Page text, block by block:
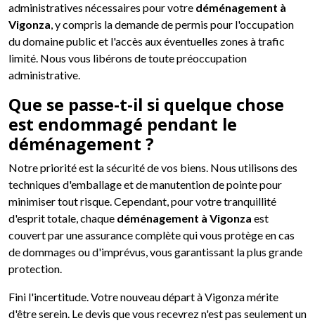
administratives nécessaires pour votre déménagement à
Vigonza, y compris la demande de permis pour l'occupation
du domaine public et l'accès aux éventuelles zones à trafic
limité. Nous vous libérons de toute préoccupation
administrative.
Que se passe-t-il si quelque chose
est endommagé pendant le
déménagement ?
Notre priorité est la sécurité de vos biens. Nous utilisons des
techniques d'emballage et de manutention de pointe pour
minimiser tout risque. Cependant, pour votre tranquillité
d'esprit totale, chaque déménagement à Vigonza est
couvert par une assurance complète qui vous protège en cas
de dommages ou d'imprévus, vous garantissant la plus grande
protection.
Fini l'incertitude. Votre nouveau départ à Vigonza mérite
d'être serein. Le devis que vous recevrez n'est pas seulement un